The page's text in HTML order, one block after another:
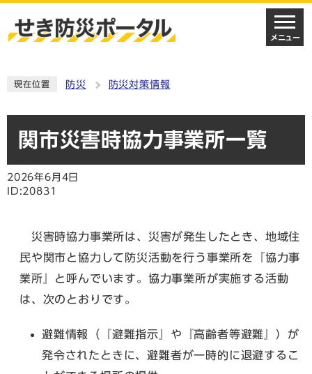
メニュー
現在位置 防災 防災対策情報
関市災害時協力事業所一覧
2026年6月4日
ID:20831
災害時協力事業所は、災害が発生したとき、地域住
民や関市と協力して防災活動を行う事業所を『協力事
業所』と呼んでいます。協力事業所が実施する活動
は、次のとおりです。
避難情報（『避難指示』や『高齢者等避難』）が
発令されたときに、避難者が一時的に退避するこ